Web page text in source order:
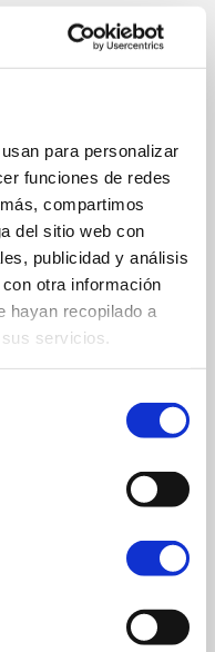
para personalizar
funciones de redes
compartimos
del sitio web con
publicidad y análisis
otra información
hayan recopilado a
servicios.
la Prehistoria a la
la colaboración del
Euskal Museoa.
y narrativo que
tuvieron en
del cristianismo.
- 13:30 / 16:00 -